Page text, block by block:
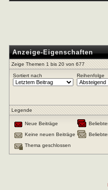
Anzeige-Eigenschaften
Zeige Themen 1 bis 20 von 677
Sortiert nach Reihenfolge
Legende
Neue Beiträge
Keine neuen Beiträge
Thema geschlossen